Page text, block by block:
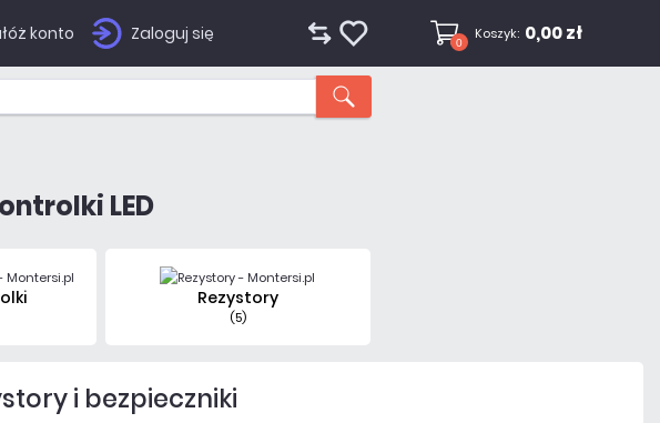
konto Zaloguj się 0 Koszyk: 0,00 zł
LED
Rezystory
(5)
i bezpieczniki